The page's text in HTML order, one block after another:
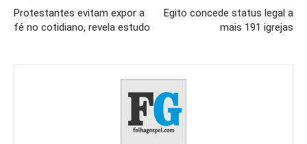
Protestantes evitam expor a
fé no cotidiano, revela estudo
Egito concede status legal a
mais 191 igrejas